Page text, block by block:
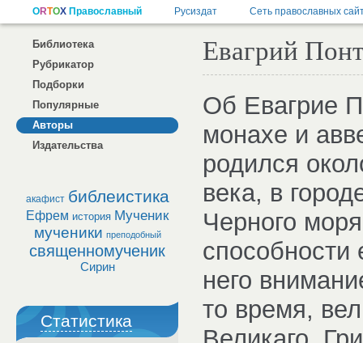
Библиотека
Рубрикатор
Подборки
Популярные
Авторы
Издательства
акафист библеистика
Ефрем история Мученик
мученики преподобный
священномученик
Сирин
Статистика
Евагрий
Об Евагрие
монахе и
родился
века, в
Черного
способности
него
то время,